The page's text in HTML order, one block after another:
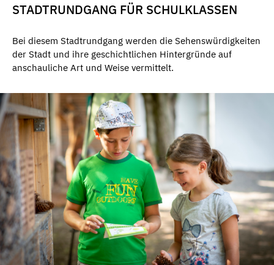
STADTRUNDGANG FÜR SCHULKLASSEN
Bei diesem Stadtrundgang werden die Sehenswürdigkeiten
der Stadt und ihre geschichtlichen Hintergründe auf
anschauliche Art und Weise vermittelt.